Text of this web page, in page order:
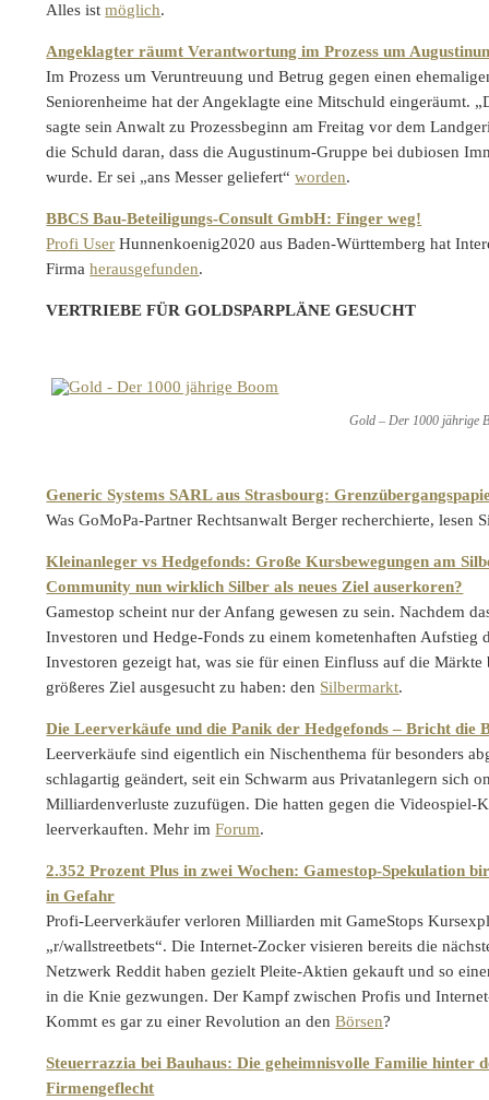
Alles istmöglich.
Angeklagter räumt Verantwortung im Prozess um
Im Prozess um Veruntreuung und Betrug gegen einen
Seniorenheime hat der Angeklagte eine Mitschuld eingeräumt.
sagte sein Anwalt zu Prozessbeginn am Freitag vor dem
die Schuld daran, dass die Augustinum-Gruppe bei dubiosen
wurde. Er sei „ans Messer geliefert“worden.
BBCS Bau-Beteiligungs-Consult GmbH: Finger weg!
Profi User Hunnenkoenig2020 aus Baden-Württemberg hat
Firmaherausgefunden.
VERTRIEBE FÜR GOLDSPARPLÄNE GESUCHT
Gold – Der 1000 jährige
Generic Systems SARL aus Strasbourg:
Was GoMoPa-Partner Rechtsanwalt Berger recherchierte, lesen
Kleinanleger vs Hedgefonds: Große Kursbewegungen am
Community nun wirklich Silber als neues Ziel auserkoren?
Gamestop scheint nur der Anfang gewesen zu sein. Nachdem
Investoren und Hedge-Fonds zu einem kometenhaften
Investoren gezeigt hat, was sie für einen Einfluss auf die
größeres Ziel ausgesucht zu haben: den Silbermarkt.
Die Leerverkäufe und die Panik der Hedgefonds – Bricht die
Leerverkäufe sind eigentlich ein Nischenthema für besonders
schlagartig geändert, seit ein Schwarm aus Privatanlegern sich
Milliardenverluste zuzufügen. Die hatten gegen die Videospiel-
leerverkauften. Mehr imForum.
2.352 Prozent Plus in zwei Wochen: Gamestop-Spekulation
in Gefahr
Profi-Leerverkäufer verloren Milliarden mit GameStops
„r/wallstreetbets“. Die Internet-Zocker visieren bereits die
Netzwerk Reddit haben gezielt Pleite-Aktien gekauft und so
in die Knie gezwungen. Der Kampf zwischen Profis und
Kommt es gar zu einer Revolution an denBörsen?
Steuerrazzia bei Bauhaus: Die geheimnisvolle Familie
Firmengeflecht